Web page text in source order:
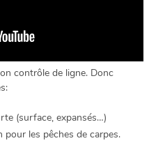
contrôle de ligne. Donc
(surface, expansés…)
les pêches de carpes.